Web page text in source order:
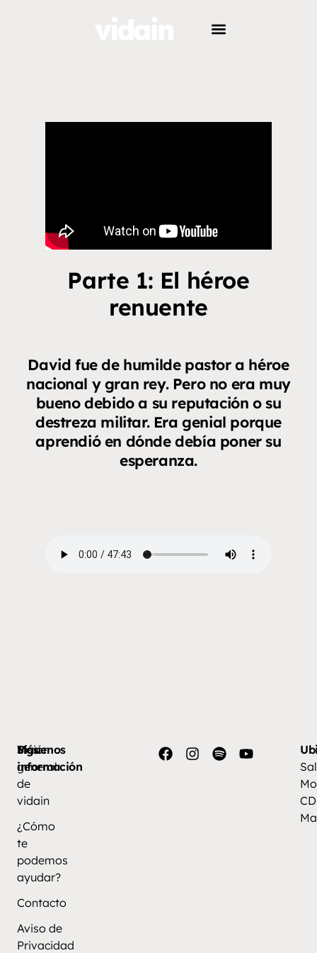
Parte 1: El héroe
renuente
David fue de humilde pastor a héroe
nacional y gran rey. Pero no era muy
bueno debido a su reputación o su
destreza militar. Era genial porque
aprendió en dónde debía poner su
esperanza.
Más
información
Visión
general
de
vidain
¿Cómo
te
podemos
ayudar?
Contacto
Aviso de
Privacidad
Síguenos